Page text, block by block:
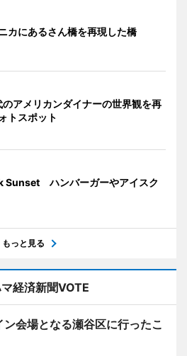
カにあるさん橋を再現した橋
アメリカンダイナーの世界観を再
トスポット
Sunset ハンバーガーやアイスク
もっと見る
経済新聞VOTE
会場となる瀬谷区に行ったこ